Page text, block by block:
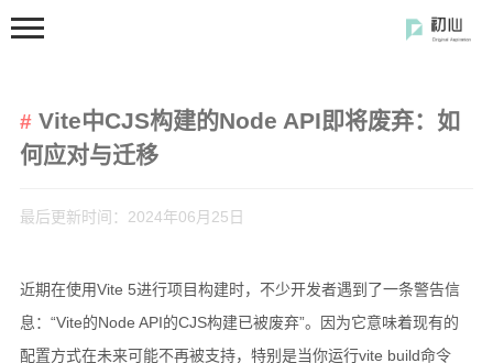
Vite中CJS构建的Node API即将废弃：如
何应对与迁移
最后更新时间：2024年06月25日
近期在使用Vite 5进行项目构建时，不少开发者遇到了一条警告信
息：“Vite的Node API的CJS构建已被废弃”。因为它意味着现有的
配置方式在未来可能不再被支持，特别是当你运行vite build命令
分类